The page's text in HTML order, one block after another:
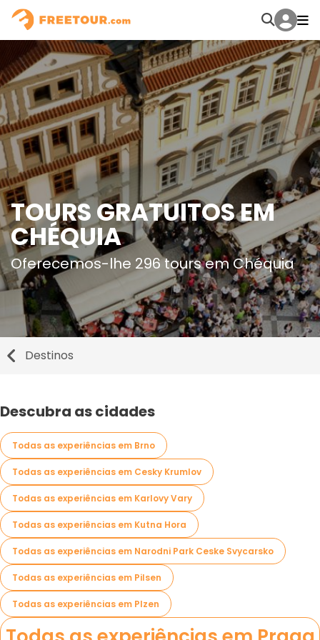
TOURS GRATUITOS EM
CHÉQUIA
Oferecemos-lhe 296 tours em Chéquia
Destinos
Descubra as cidades
Todas as experiências em Brno
Todas as experiências em Cesky Krumlov
Todas as experiências em Karlovy Vary
Todas as experiências em Kutna Hora
Todas as experiências em Narodni Park Ceske Svycarsko
Todas as experiências em Pilsen
Todas as experiências em Plzen